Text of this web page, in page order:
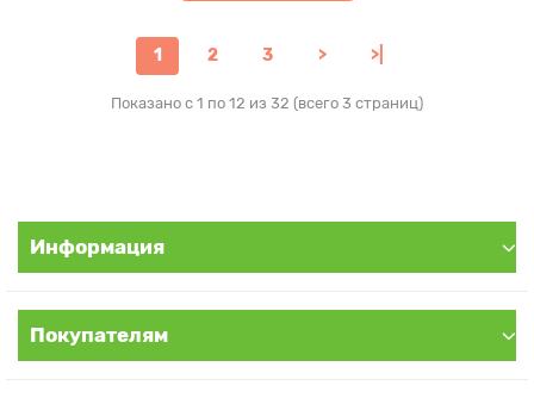
1 2 3 > >|
Показано с 1 по 12 из 32 (всего 3 страниц)
Информация
Покупателям